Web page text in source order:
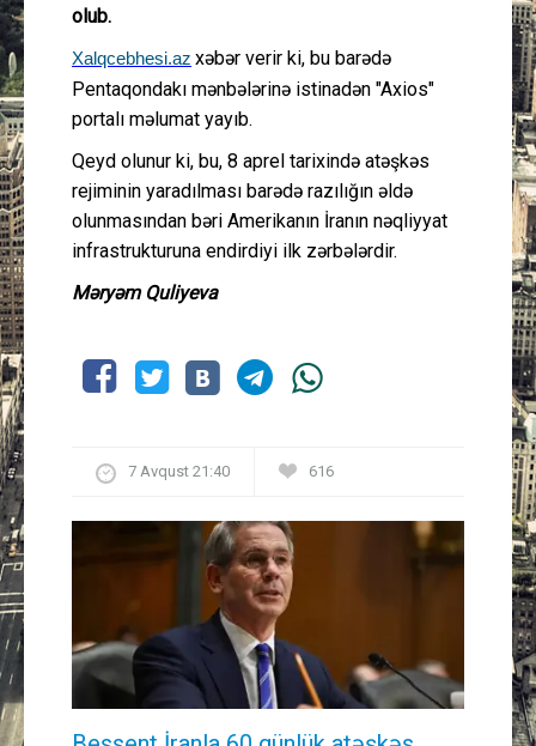
Əlaqə
olub.
Xalqcebhesi.az xəbər verir ki, bu barədə
Pentaqondakı mənbələrinə istinadən "Axios"
portalı məlumat yayıb.
Qeyd olunur ki, bu, 8 aprel tarixində atəşkəs
rejiminin yaradılması barədə razılığın əldə
olunmasından bəri Amerikanın İranın nəqliyyat
infrastrukturuna endirdiyi ilk zərbələrdir.
Məryəm Quliyeva
7 Avqust 21:40 616